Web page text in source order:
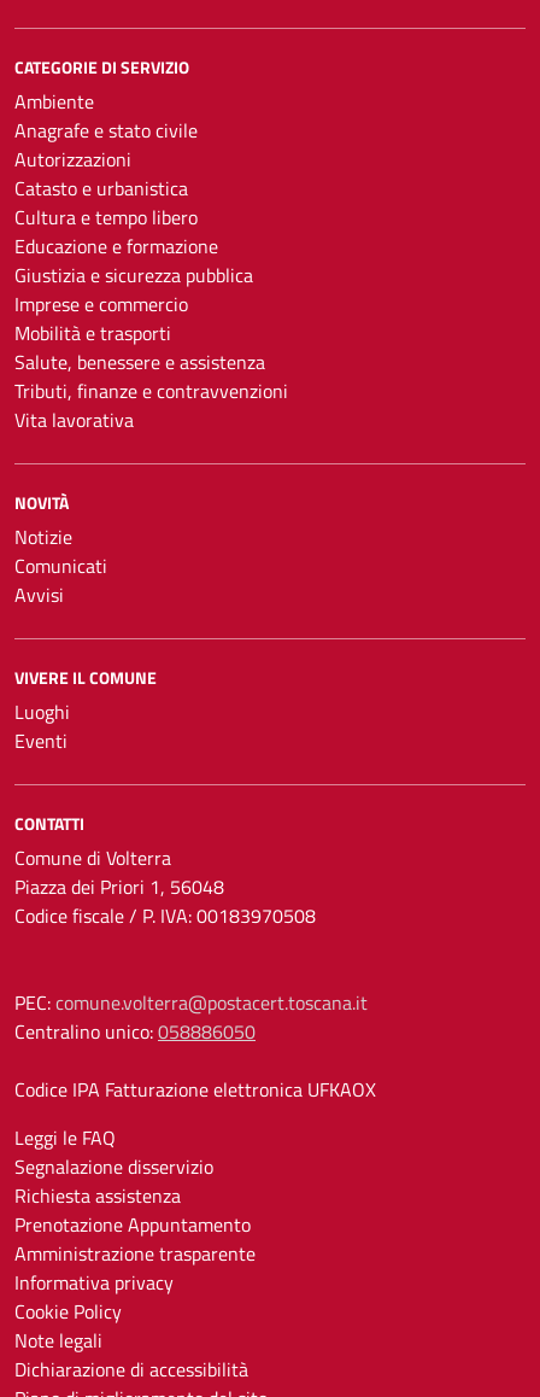
CATEGORIE DI SERVIZIO
Ambiente
Anagrafe e stato civile
Autorizzazioni
Catasto e urbanistica
Cultura e tempo libero
Educazione e formazione
Giustizia e sicurezza pubblica
Imprese e commercio
Mobilità e trasporti
Salute, benessere e assistenza
Tributi, finanze e contravvenzioni
Vita lavorativa
NOVITÀ
Notizie
Comunicati
Avvisi
VIVERE IL COMUNE
Luoghi
Eventi
CONTATTI
Comune di Volterra
Piazza dei Priori 1, 56048
Codice fiscale / P. IVA: 00183970508
PEC:comune.volterra@postacert.toscana.it
Centralino unico:058886050
Codice IPA Fatturazione elettronica UFKAOX
Leggi le FAQ
Segnalazione disservizio
Richiesta assistenza
Prenotazione Appuntamento
Amministrazione trasparente
Informativa privacy
Cookie Policy
Note legali
Dichiarazione di accessibilità